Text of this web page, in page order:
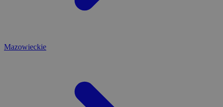
Mazowieckie